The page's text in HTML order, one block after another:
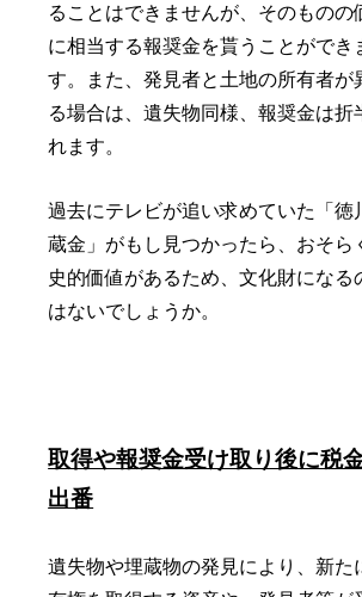
ることはできませんが、そのものの
に相当する報奨金を貰うことができ
す。また、発見者と土地の所有者が
る場合は、遺失物同様、報奨金は折
れます。
過去にテレビが追い求めていた「徳
蔵金」がもし見つかったら、おそら
史的価値があるため、文化財になる
はないでしょうか。
取得や報奨金受け取り後に税
出番
遺失物や埋蔵物の発見により、新た